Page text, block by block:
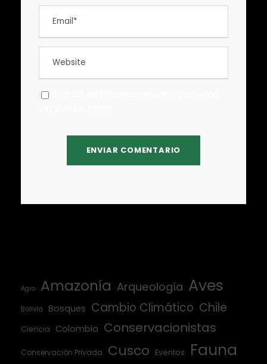
Agro Amazonía Arqueología Aves
Bolivia Bosques Cambio Climático Chile
Ciencia Colombia Conservacionistas
Conservación Privada Cusco Eventos Fauna